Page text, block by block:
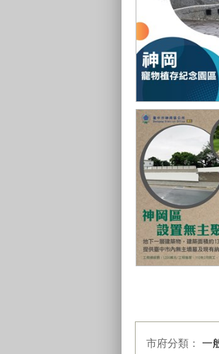
寵物植存紀念園區
市府分類： 一